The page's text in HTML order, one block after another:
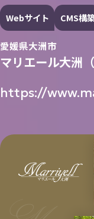
会社情報
Recruit
採 用
Contact
お問い合わせ
プライバシーポ
Webサイト CMS構
愛媛県大洲市
マリエール大洲
https://